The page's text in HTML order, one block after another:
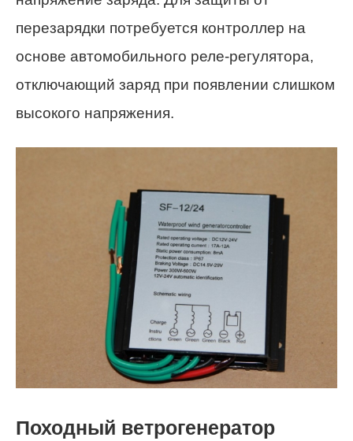
перезарядки потребуется контроллер на
основе автомобильного реле-регулятора,
отключающий заряд при появлении слишком
высокого напряжения.
Походный ветрогенератор